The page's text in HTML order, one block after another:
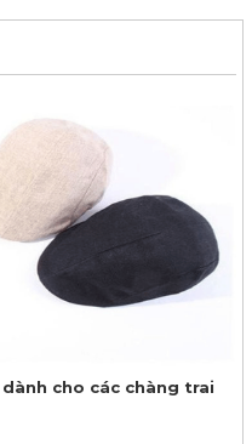
cho các chàng trai